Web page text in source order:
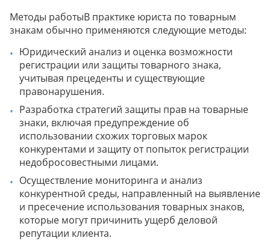
Методы работыВ практике юриста по товарным
знакам обычно применяются следующие методы:
Юридический анализ и оценка возможности
регистрации или защиты товарного знака,
учитывая прецеденты и существующие
правонарушения.
Разработка стратегий защиты прав на товарные
знаки, включая предупреждение об
использовании схожих торговых марок
конкурентами и защиту от попыток регистрации
недобросовестными лицами.
Осуществление мониторинга и анализ
конкурентной среды, направленный на выявление
и пресечение использования товарных знаков,
которые могут причинить ущерб деловой
репутации клиента.